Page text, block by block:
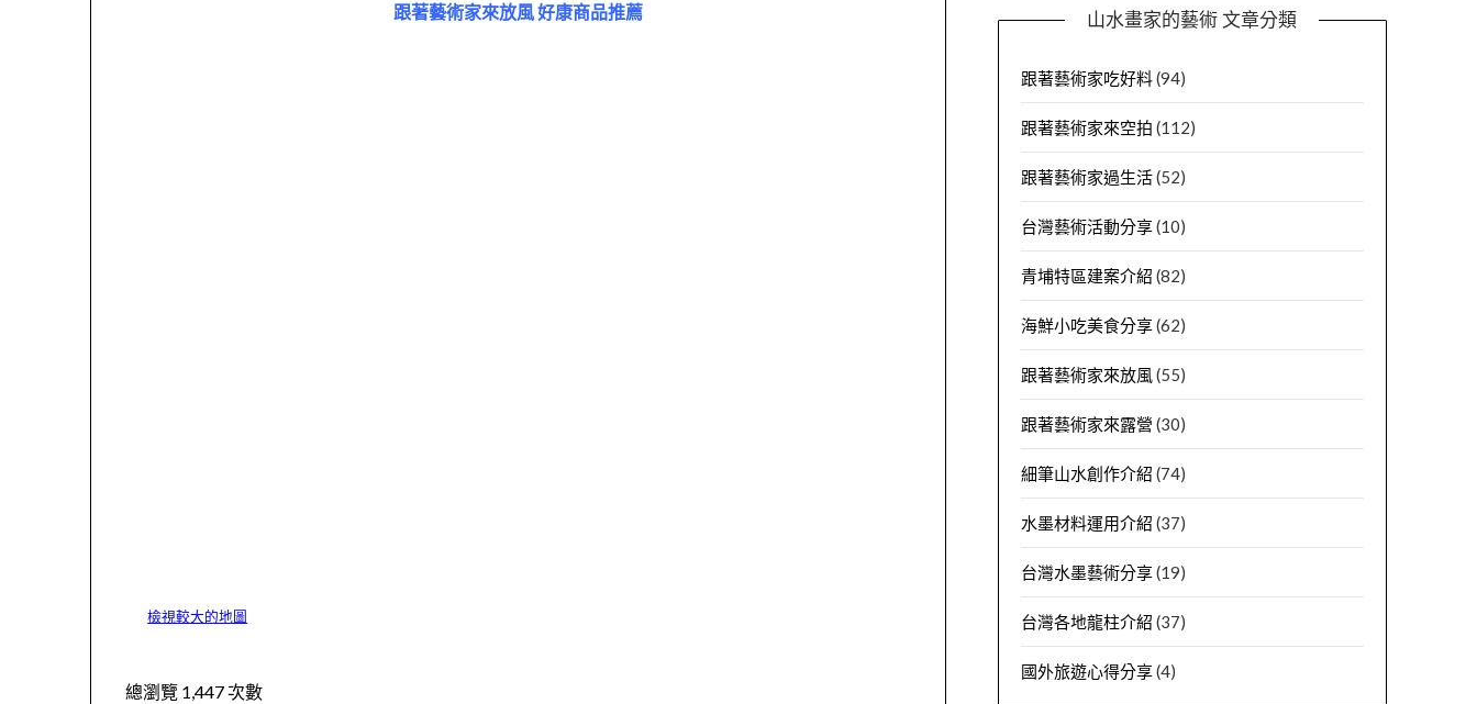
跟著藝術家來放風 好康商品推薦
檢視較大的地圖
總瀏覽 1,447 次數
山水畫家的藝術 文章分類
跟著藝術家吃好料(94)
跟著藝術家來空拍 (112)
跟著藝術家過生活(52)
台灣藝術活動分享 (10)
青埔特區建案介紹 (82)
海鮮小吃美食分享 (62)
跟著藝術家來放風 (55)
跟著藝術家來露營 (30)
細筆山水創作介紹 (74)
水墨材料運用介紹 (37)
台灣水墨藝術分享 (19)
台灣各地龍柱介紹 (37)
國外旅遊心得分享 (4)